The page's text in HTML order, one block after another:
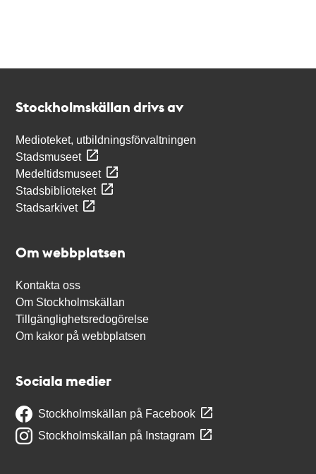
Stockholmskällan drivs av
Medioteket, utbildningsförvaltningen
Stadsmuseet
Medeltidsmuseet
Stadsbiblioteket
Stadsarkivet
Om webbplatsen
Kontakta oss
Om Stockholmskällan
Tillgänglighetsredogörelse
Om kakor på webbplatsen
Sociala medier
Stockholmskällan på Facebook
Stockholmskällan på Instagram